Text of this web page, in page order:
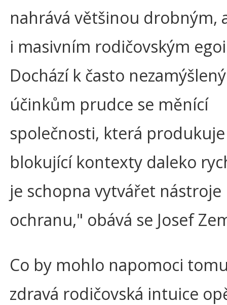
nahrává většinou drobným,
i masivním rodičovským
Dochází k často
účinkům prudce se měnící
společnosti, která
blokující kontexty daleko
je schopna vytvářet nástroje
ochranu," obává se Josef
Co by mohlo napomoci
zdravá rodičovská intuice